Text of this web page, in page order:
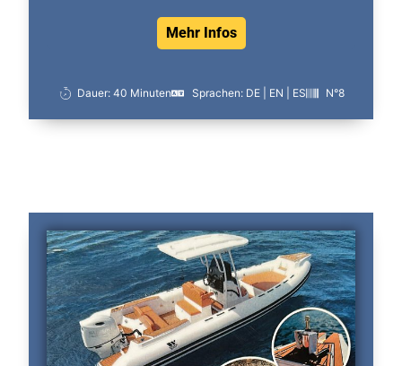
Mehr Infos
Dauer: 40 Minuten Sprachen: DE | EN | ES N°8